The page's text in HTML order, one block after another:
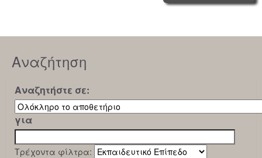
Αναζήτηση
Αναζητήστε σε:
για
Τρέχοντα φίλτρα: